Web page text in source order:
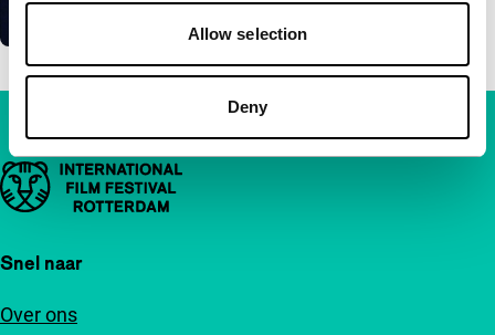
Allow selection
Deny
Belangrijke links
Snel naar
Over ons